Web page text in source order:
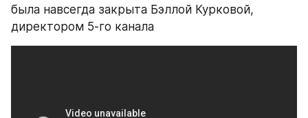
была навсегда закрыта Бэллой Курковой,
директором 5-го канала